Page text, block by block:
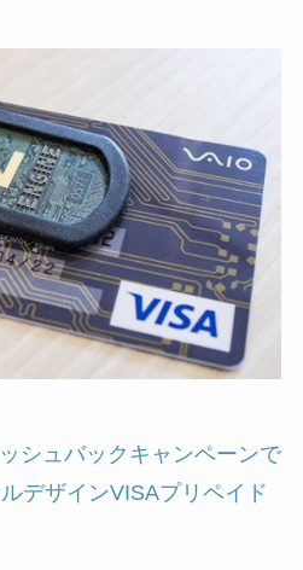
シュバックキャンペーンで
デザインVISAプリペイド